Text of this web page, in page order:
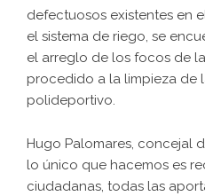
defectuosos existentes en
el sistema de riego, se
el arreglo de los focos de
procedido a la limpieza de
polideportivo.
Hugo Palomares, concejal
lo único que hacemos es
ciudadanas, todas las